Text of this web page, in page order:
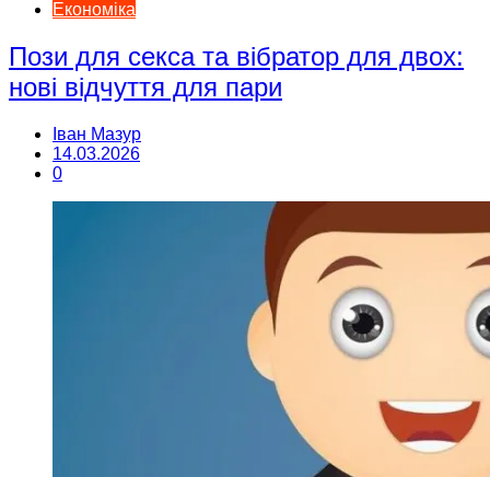
Економіка
Пози для секса та вібратор для двох:
нові відчуття для пари
Іван Мазур
14.03.2026
0